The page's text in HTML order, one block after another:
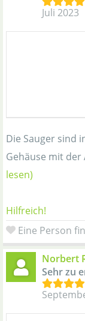
Juli 2023
Die Sauger sind
Gehäuse mit
lesen)
Hilfreich!
Eine Person
Norbert
Sehr zu